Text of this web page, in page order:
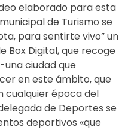
elaborado para esta
de Turismo se
para sentirte vivo” un
Box Digital, que recoge
ciudad que
en este ámbito, que
cualquier época del
de Deportes se
deportivos «que